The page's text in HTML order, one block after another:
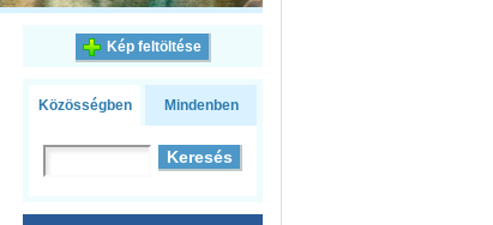
Kép feltöltése
Közösségben Mindenben